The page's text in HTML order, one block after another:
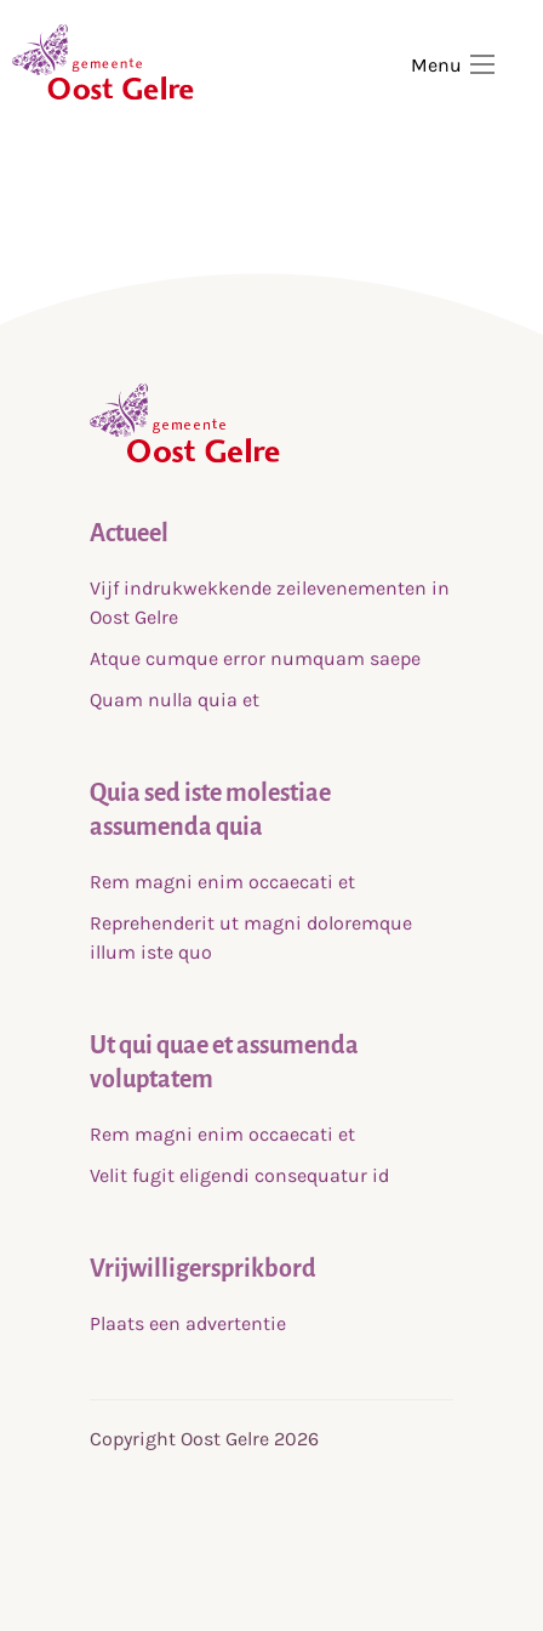
Menu
Actueel
Vijf indrukwekkende zeilevenementen in
Oost Gelre
Atque cumque error numquam saepe
Quam nulla quia et
Quia sed iste molestiae
assumenda quia
Rem magni enim occaecati et
Reprehenderit ut magni doloremque
illum iste quo
Ut qui quae et assumenda
voluptatem
Rem magni enim occaecati et
Velit fugit eligendi consequatur id
Vrijwilligersprikbord
Plaats een advertentie
Copyright Oost Gelre 2026